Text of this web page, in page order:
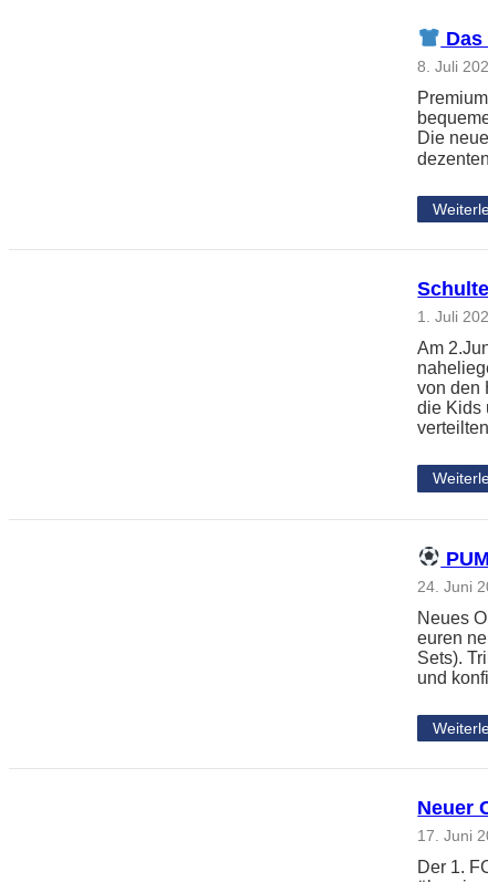
8. Juli
Die
1. Juli
Am
von den
die Kids
24. Juni
Neues
euren
Sets).
und
Neuer
17. Juni
Der 1.